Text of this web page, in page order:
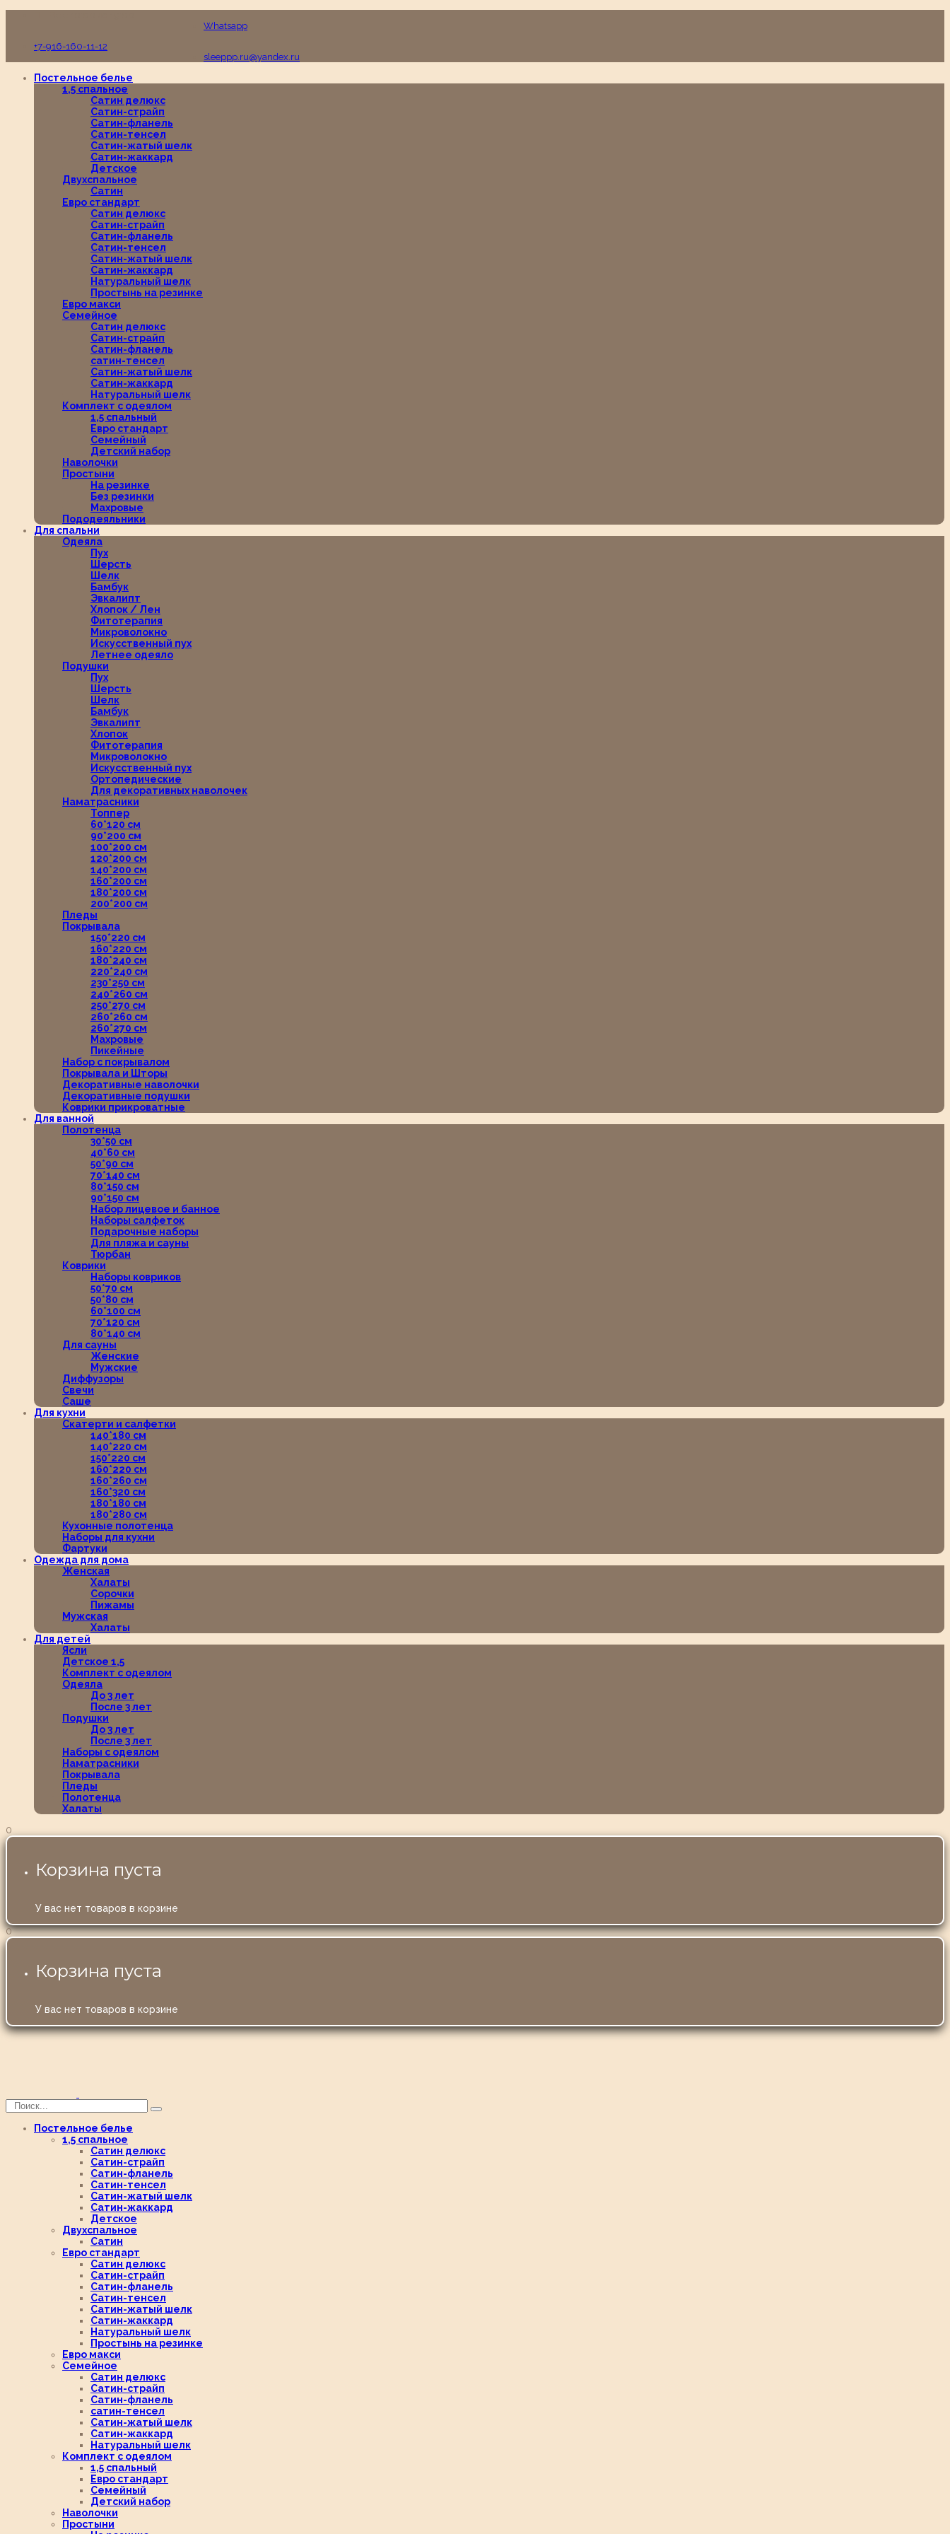
Whatsapp
+7-916-160-11-12
sleeppp.ru@yandex.ru
Постельное белье
1,5 спальное
Сатин делюкс
Сатин-страйп
Сатин-фланель
Сатин-тенсел
Сатин-жатый шелк
Сатин-жаккард
Детское
Двухспальное
Сатин
Евро стандарт
Сатин делюкс
Сатин-страйп
Сатин-фланель
Сатин-тенсел
Сатин-жатый шелк
Сатин-жаккард
Натуральный шелк
Простынь на резинке
Евро макси
Семейное
Сатин делюкс
Сатин-страйп
Сатин-фланель
сатин-тенсел
Сатин-жатый шелк
Сатин-жаккард
Натуральный шелк
Комплект с одеялом
1,5 спальный
Евро стандарт
Семейный
Детский набор
Наволочки
Простыни
На резинке
Без резинки
Махровые
Пододеяльники
Для спальни
Одеяла
Пух
Шерсть
Шелк
Бамбук
Эвкалипт
Хлопок / Лен
Фитотерапия
Микроволокно
Искусственный пух
Летнее одеяло
Подушки
Пух
Шерсть
Шелк
Бамбук
Эвкалипт
Хлопок
Фитотерапия
Микроволокно
Искусственный пух
Ортопедические
Для декоративных наволочек
Наматрасники
Топпер
60*120 см
90*200 см
100*200 см
120*200 см
140*200 см
160*200 см
180*200 см
200*200 см
Пледы
Покрывала
150*220 см
160*220 см
180*240 см
220*240 см
230*250 см
240*260 см
250*270 см
260*260 см
260*270 см
Махровые
Пикейные
Набор с покрывалом
Покрывала и Шторы
Декоративные наволочки
Декоративные подушки
Коврики прикроватные
Для ванной
Полотенца
30*50 см
40*60 см
50*90 см
70*140 см
80*150 см
90*150 см
Набор лицевое и банное
Наборы салфеток
Подарочные наборы
Для пляжа и сауны
Тюрбан
Коврики
Наборы ковриков
50*70 см
50*80 см
60*100 см
70*120 см
80*140 см
Для сауны
Женские
Мужские
Диффузоры
Свечи
Саше
Для кухни
Скатерти и салфетки
140*180 см
140*220 см
150*220 см
160*220 см
160*260 см
160*320 см
180*180 см
180*280 см
Кухонные полотенца
Наборы для кухни
Фартуки
Одежда для дома
Женская
Халаты
Сорочки
Пижамы
Мужская
Халаты
Для детей
Ясли
Детское 1,5
Комплект с одеялом
Одеяла
До 3 лет
После 3 лет
Подушки
До 3 лет
После 3 лет
Наборы с одеялом
Наматрасники
Покрывала
Пледы
Полотенца
Халаты
0
Корзина пуста
У вас нет товаров в корзине
0
Корзина пуста
У вас нет товаров в корзине
Постельное белье
1,5 спальное
Сатин делюкс
Сатин-страйп
Сатин-фланель
Сатин-тенсел
Сатин-жатый шелк
Сатин-жаккард
Детское
Двухспальное
Сатин
Евро стандарт
Сатин делюкс
Сатин-страйп
Сатин-фланель
Сатин-тенсел
Сатин-жатый шелк
Сатин-жаккард
Натуральный шелк
Простынь на резинке
Евро макси
Семейное
Сатин делюкс
Сатин-страйп
Сатин-фланель
сатин-тенсел
Сатин-жатый шелк
Сатин-жаккард
Натуральный шелк
Комплект с одеялом
1,5 спальный
Евро стандарт
Семейный
Детский набор
Наволочки
Простыни